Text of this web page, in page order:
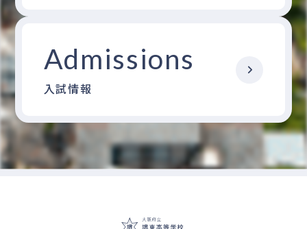
Admissions
入試情報